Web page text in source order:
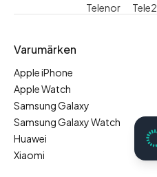
Telenor Tele2
Varumärken
Apple iPhone
Apple Watch
Samsung Galaxy
Samsung Galaxy Watch
Huawei
Xiaomi